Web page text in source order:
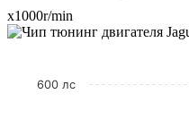
x1000r/min
600 лс